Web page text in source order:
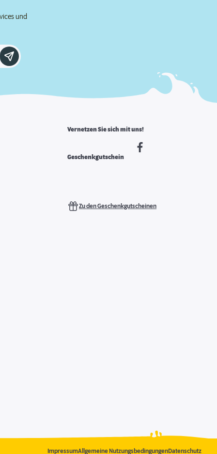
und
Vernetzen Sie sich mit uns!
Geschenkgutschein
Zu den Geschenkgutscheinen
ImpressumAllgemeine NutzungsbedingungenDatenschutz